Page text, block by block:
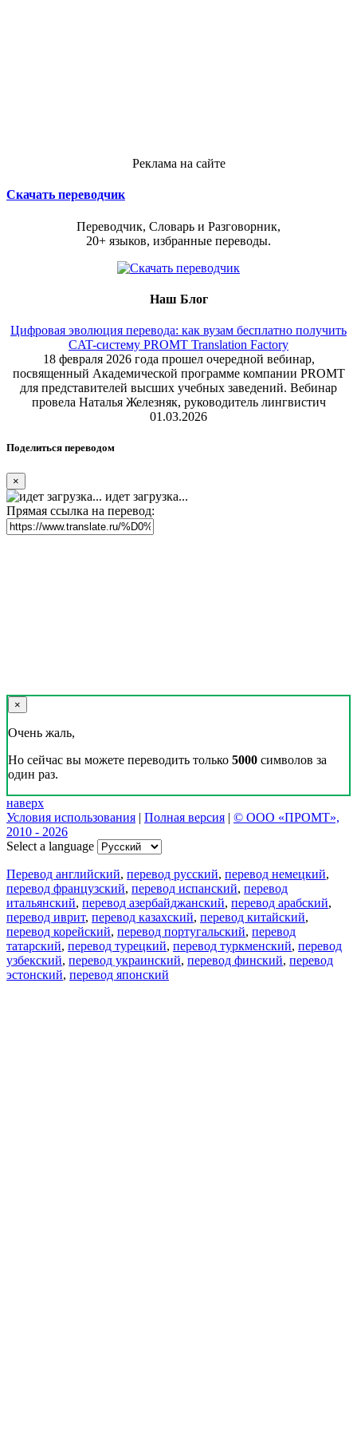
Реклама на сайте
Скачать переводчик
Переводчик, Словарь и Разговорник,
20+ языков, избранные переводы.
Наш Блог
Цифровая эволюция перевода: как вузам бесплатно получить
CAT-систему PROMT Translation Factory
18 февраля 2026 года прошел очередной вебинар,
посвященный Академической программе компании PROMT
для представителей высших учебных заведений. Вебинар
провела Наталья Железняк, руководитель лингвистич
01.03.2026
Поделиться переводом
×
идет загрузка...
Прямая ссылка на перевод:
×
Очень жаль,
Но сейчас вы можете переводить только 5000 символов за
один раз.
наверх
Условия использования | Полная версия | © ООО «ПРОМТ»,
2010 - 2026
Select a language
Перевод английский, перевод русский, перевод немецкий,
перевод французский, перевод испанский, перевод
итальянский, перевод азербайджанский, перевод арабский,
перевод иврит, перевод казахский, перевод китайский,
перевод корейский, перевод португальский, перевод
татарский, перевод турецкий, перевод туркменский, перевод
узбекский, перевод украинский, перевод финский, перевод
эстонский, перевод японский